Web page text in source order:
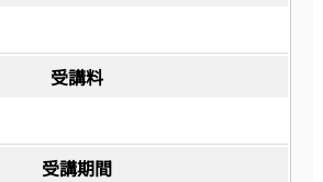
受講料
受講期間